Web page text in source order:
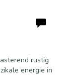
rustig
energie in